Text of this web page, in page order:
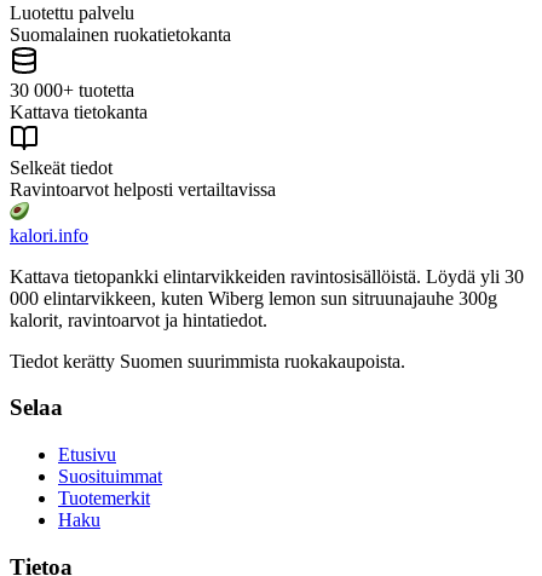
Luotettu palvelu
Suomalainen ruokatietokanta
30 000+ tuotetta
Kattava tietokanta
Selkeät tiedot
Ravintoarvot helposti vertailtavissa
kalori.info
Kattava tietopankki elintarvikkeiden ravintosisällöistä. Löydä yli 30
000 elintarvikkeen, kuten Wiberg lemon sun sitruunajauhe 300g
kalorit, ravintoarvot ja hintatiedot.
Tiedot kerätty Suomen suurimmista ruokakaupoista.
Selaa
Etusivu
Suosituimmat
Tuotemerkit
Haku
Tietoa